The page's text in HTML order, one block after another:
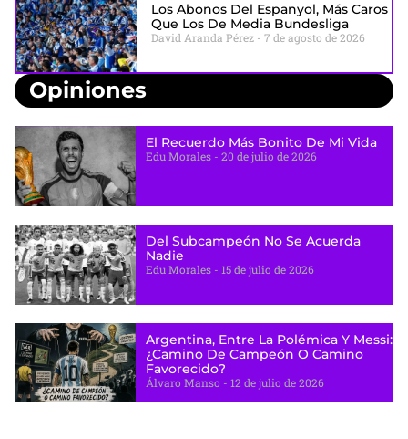
Los Abonos Del Espanyol, Más Caros
Que Los De Media Bundesliga
David Aranda Pérez 7 de agosto de 2026
Opiniones
El Recuerdo Más Bonito De Mi Vida
Edu Morales 20 de julio de 2026
Del Subcampeón No Se Acuerda
Nadie
Edu Morales 15 de julio de 2026
Argentina, Entre La Polémica Y Messi:
¿camino De Campeón O Camino
Favorecido?
Álvaro Manso 12 de julio de 2026